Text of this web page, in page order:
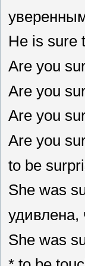
Не is sure
Are you
Are you
Are you
Are you
to be
She was
удивлена,
She was